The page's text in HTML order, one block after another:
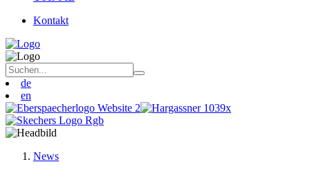
Kontakt
de
en
News